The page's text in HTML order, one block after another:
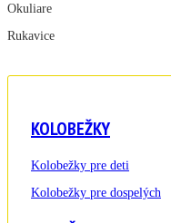
Okuliare
Rukavice
KOLOBEŽKY
Kolobežky pre deti
Kolobežky pre dospelých